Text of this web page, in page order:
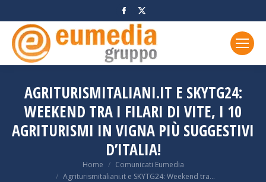
Facebook
page
opens
in
window
page
opens
in
window
AGRITURISMITALIANI.IT E SKYTG24:
WEEKEND TRA I FILARI DI VITE, I 10
AGRITURISMI IN VIGNA PIÙ SUGGESTIVI
D’ITALIA!
Home
Comunicati Eumedia
Agriturismitaliani.it e SKYTG24: Weekend tra…